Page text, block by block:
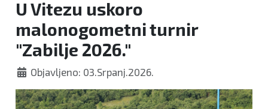
U Vitezu uskoro
malonogometni turnir
"Zabilje 2026."
Objavljeno: 03.Srpanj.2026.